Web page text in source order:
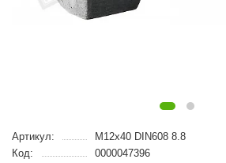
Артикул:
M12x40 DIN608 8.8
Код:
0000047396